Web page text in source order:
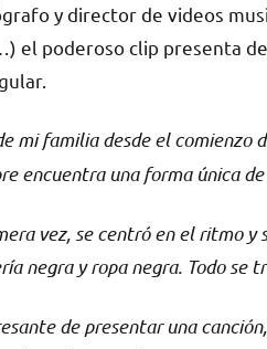
y director de videos
…) el poderoso clip presenta
mi familia desde el comienzo
encuentra una forma única
vez, se centró en el ritmo
negra y ropa negra. Todo se
de presentar una